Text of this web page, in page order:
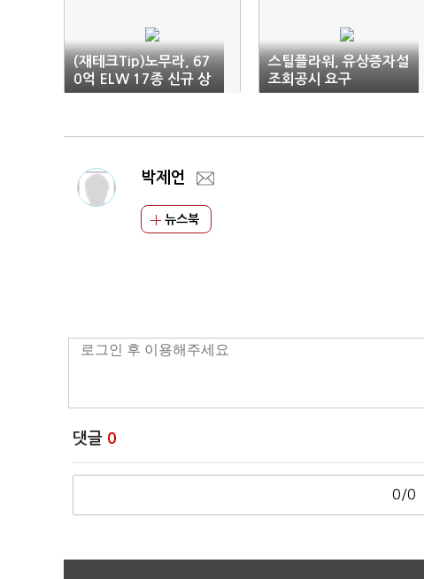
(재테크Tip)노무라, 67
0억 ELW 17종 신규 상
장
스틸플라워, 유상증자설
조회공시 요구
박제언
뉴스북
댓글 0
0/0